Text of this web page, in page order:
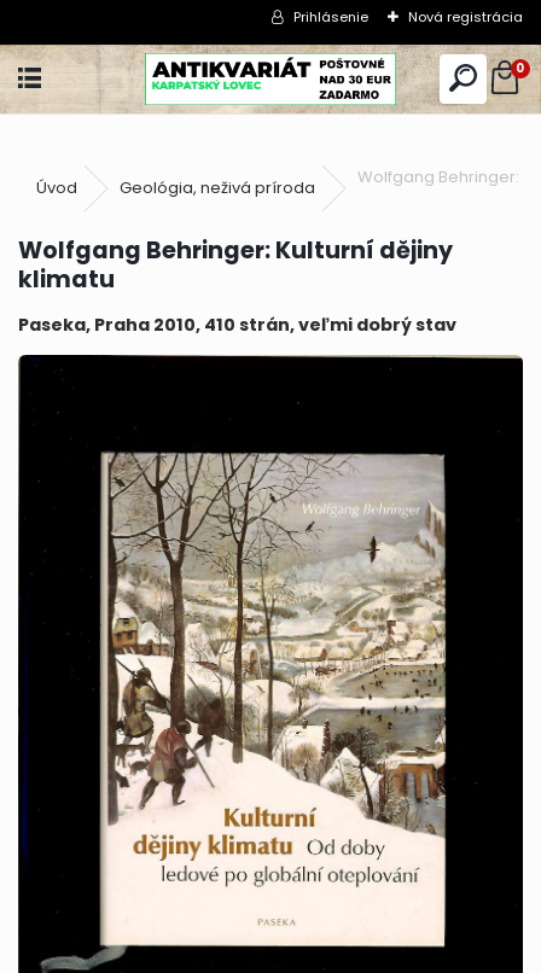
Prihlásenie Nová registrácia
0
Úvod Geológia, neživá príroda
Wolfgang Behringer:
Wolfgang Behringer: Kulturní dějiny
klimatu
Paseka, Praha 2010, 410 strán, veľmi dobrý stav